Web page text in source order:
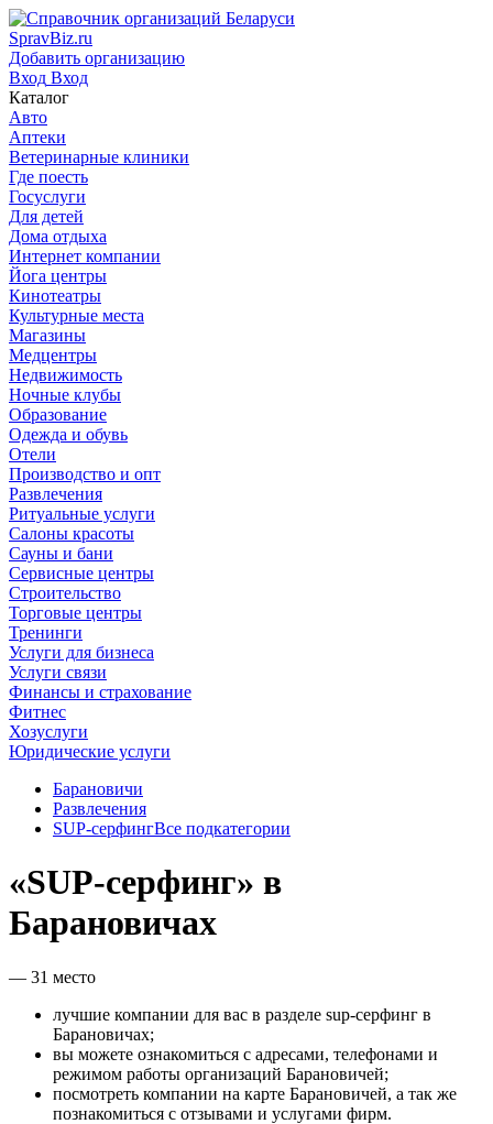
SpravBiz.ru
Добавить организацию
Вход Вход
Каталог
Авто
Аптеки
Ветеринарные клиники
Где поесть
Госуслуги
Для детей
Дома отдыха
Интернет компании
Йога центры
Кинотеатры
Культурные места
Магазины
Медцентры
Недвижимость
Ночные клубы
Образование
Одежда и обувь
Отели
Производство и опт
Развлечения
Ритуальные услуги
Салоны красоты
Сауны и бани
Сервисные центры
Строительство
Торговые центры
Тренинги
Услуги для бизнеса
Услуги связи
Финансы и страхование
Фитнес
Хозуслуги
Юридические услуги
Барановичи
Развлечения
SUP-серфингВсе подкатегории
«SUP-серфинг» в
Барановичах
— 31 место
лучшие компании для вас в разделе sup-серфинг в
Барановичах;
вы можете ознакомиться с адресами, телефонами и
режимом работы организаций Барановичей;
посмотреть компании на карте Барановичей, а так же
познакомиться с отзывами и услугами фирм.